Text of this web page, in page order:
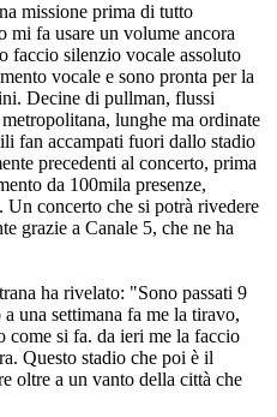
missione prima di tutto
mi fa usare un volume ancora
faccio silenzio vocale assoluto
vocale e sono pronta per la
Decine di pullman, flussi
lunghe ma ordinate
fan accampati fuori dallo stadio
precedenti al concerto, prima
da 100mila presenze,
concerto che si potrà rivedere
grazie a Canale 5, che ne ha
ha rivelato: "Sono passati 9
una settimana fa me la tiravo,
come si fa. da ieri me la faccio
Questo stadio che poi è il
oltre a un vanto della città che